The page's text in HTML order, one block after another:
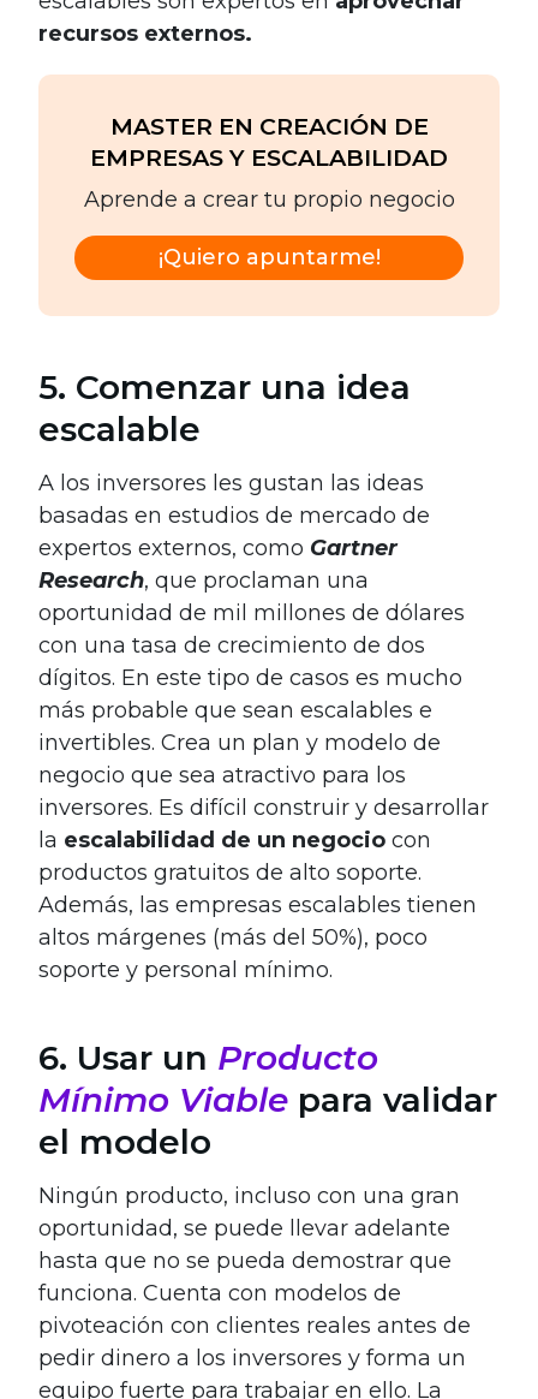
recursos externos.
MASTER EN CREACIÓN DE
EMPRESAS Y ESCALABILIDAD
Aprende a crear tu propio negocio
¡Quiero apuntarme!
5. Comenzar una idea
escalable
A los inversores les gustan las ideas
basadas en estudios de mercado de
expertos externos, como Gartner
Research, que proclaman una
oportunidad de mil millones de dólares
con una tasa de crecimiento de dos
dígitos. En este tipo de casos es mucho
más probable que sean escalables e
invertibles. Crea un plan y modelo de
negocio que sea atractivo para los
inversores. Es difícil construir y desarrollar
la escalabilidad de un negocio con
productos gratuitos de alto soporte.
Además, las empresas escalables tienen
altos márgenes (más del 50%), poco
soporte y personal mínimo.
6. Usar un Producto
Mínimo Viable para validar
el modelo
Ningún producto, incluso con una gran
oportunidad, se puede llevar adelante
hasta que no se pueda demostrar que
funciona. Cuenta con modelos de
pivoteación con clientes reales antes de
pedir dinero a los inversores y forma un
equipo fuerte para trabajar en ello. La